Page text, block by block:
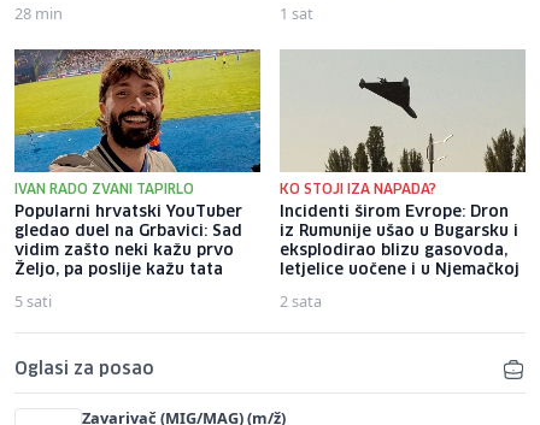
28 min 1 sat
IVAN RADO ZVANI TAPIRLO
Popularni hrvatski YouTuber
gledao duel na Grbavici: Sad
vidim zašto neki kažu prvo
Željo, pa poslije kažu tata
5 sati
KO STOJI IZA NAPADA?
Incidenti širom Evrope: Dron
iz Rumunije ušao u Bugarsku i
eksplodirao blizu gasovoda,
letjelice uočene i u Njemačkoj
2 sata
Oglasi za posao
Zavarivač (MIG/MAG) (m/ž)